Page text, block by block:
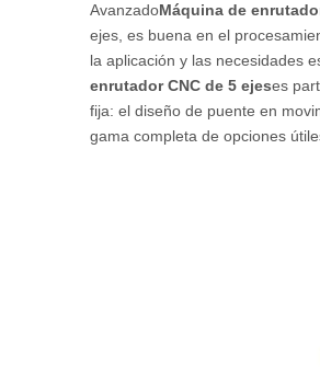
AvanzadoMáquina de
ejes, es buena en el
la aplicación y las necesidades
enrutador CNC de 5 ejeses
fija: el diseño de puente en
gama completa de opciones